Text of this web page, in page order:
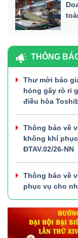
THÔNG
Thư mời báo
hỏng gây rò rỉ
điều hòa
Thông báo về
không khí
ĐTAV.02/26-NN
Thông báo về
phục vụ cho